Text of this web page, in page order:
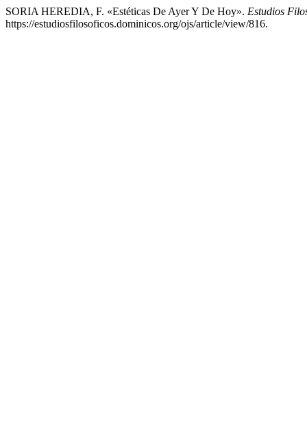
SORIA HEREDIA, F. «Estéticas De Ayer Y De Hoy». Estudios
https://estudiosfilosoficos.dominicos.org/ojs/article/view/816.